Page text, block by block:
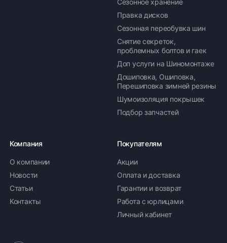
Доставка шин или
дисков менее 4 шт
до терминала
транспортной
компании в Нижнем
Новгороде
Оплата заказа
Возможна картой, наличными при получении,
также доступно оформление кредита и
формирование счёта для Юр.Лица
Сезонное хранение
Правка дисков
Сезонная переобувка шин
Снятие секреток,
проблемных болтов и гаек
Доп услуги на Шиномонтаже
Дошиповка, Ошиповка,
Перешиповка зимней резины
Шумоизоляция покрышек
Подбор запчастей
Компания
О компании
Новости
Статьи
Контакты
Покупателям
Акции
Оплата и доставка
Гарантии и возврат
Работа с юрлицами
Личный кабинет